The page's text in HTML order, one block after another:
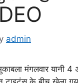
admin
मंगलवार यानी 4